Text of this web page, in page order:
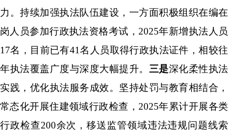
力。 持续加强执法队伍建设，一方面积极组织在编在
岗人员参加行政执法资格考试 ， 2025年新增执法人员
17名，目前已有41名人员取得行政执法证件，相较往
年执法覆盖广度与深度大幅提升。 三是深化柔性执法
实践，优化执法服务成效。 坚持处罚与教育相结合，
常态化开展住建领域行政检查， 2025年累计开展各类
行政检查200余次，移送监管领域违法违规问题线索